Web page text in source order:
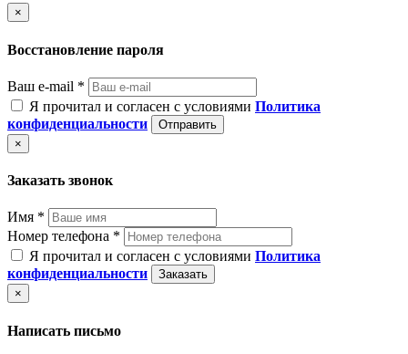
×
Восстановление пароля
Ваш e-mail *
Я прочитал и согласен с условиями Политика
конфиденциальности
Отправить
×
Заказать звонок
Имя *
Номер телефона *
Я прочитал и согласен с условиями Политика
конфиденциальности
Заказать
×
Написать письмо